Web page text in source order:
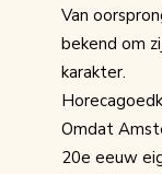
Van
bekend om
karakter.
Omdat
20e eeuw